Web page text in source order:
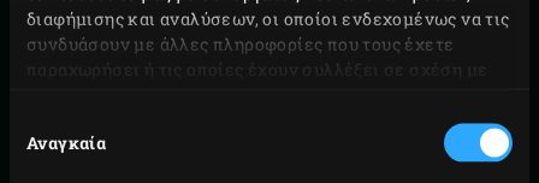
διαφήμισης και αναλύσεων, οι οποίοι ενδεχομένως να τις
συνδυάσουν με άλλες πληροφορίες που τους έχετε
παραχωρήσει ή τις οποίες έχουν συλλέξει σε σχέση με
συγκατάθεσης
Αναγκαία